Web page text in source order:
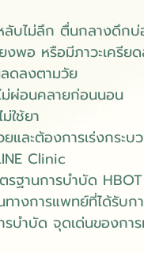
ลับไม่ลึก ตื่นกลางดึก
พอ หรือมีภาวะเครียด
ดลงตามวัย
ม่ผ่อนคลายก่อนนอน
ใช้ยา
และต้องการเร่งกระ
Clinic
ฐานการบำบัด
ทางการแพทย์ที่ได้รับ
บำบัด จุดเด่นของกา